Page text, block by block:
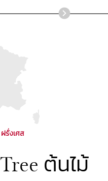
รั่งเศส
ต้นไม้